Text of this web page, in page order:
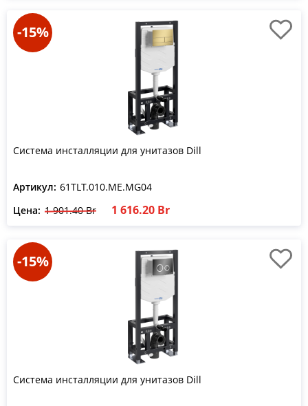
-15%
Система инсталляции для унитазов Dill
Артикул: 61TLT.010.ME.MG04
Цена: 1 901.40 Br 1 616.20 Br
-15%
Система инсталляции для унитазов Dill